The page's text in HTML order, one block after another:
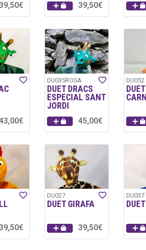
39,50€
DU035ROSA
DUET DRACS
ESPECIAL SANT
JORDI
45,00€
DU052
DU027
DUET GIRAFA
39,50€
DU037